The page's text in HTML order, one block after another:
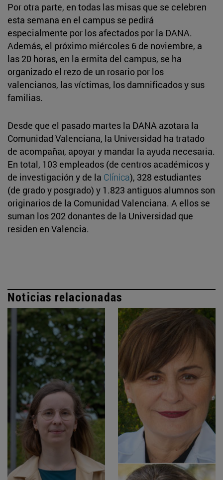
Por otra parte, en todas las misas que se celebren
esta semana en el campus se pedirá
especialmente por los afectados por la DANA.
Además, el próximo miércoles 6 de noviembre, a
las 20 horas, en la ermita del campus, se ha
organizado el rezo de un rosario por los
valencianos, las víctimas, los damnificados y sus
familias.
Desde que el pasado martes la DANA azotara la
Comunidad Valenciana, la Universidad ha tratado
de acompañar, apoyar y mandar la ayuda necesaria.
En total, 103 empleados (de centros académicos y
de investigación y de la Clínica), 328 estudiantes
(de grado y posgrado) y 1.823 antiguos alumnos son
originarios de la Comunidad Valenciana. A ellos se
suman los 202 donantes de la Universidad que
residen en Valencia.
Noticias relacionadas